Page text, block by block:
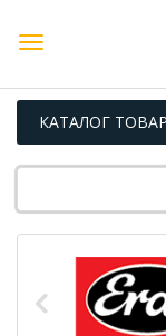
КАТАЛОГ